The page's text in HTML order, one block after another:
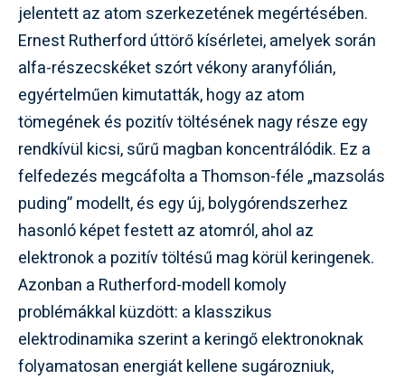
jelentett az atom szerkezetének megértésében.
Ernest Rutherford úttörő kísérletei, amelyek során
alfa-részecskéket szórt vékony aranyfólián,
egyértelműen kimutatták, hogy az atom
tömegének és pozitív töltésének nagy része egy
rendkívül kicsi, sűrű magban koncentrálódik. Ez a
felfedezés megcáfolta a Thomson-féle „mazsolás
puding” modellt, és egy új, bolygórendszerhez
hasonló képet festett az atomról, ahol az
elektronok a pozitív töltésű mag körül keringenek.
Azonban a Rutherford-modell komoly
problémákkal küzdött: a klasszikus
elektrodinamika szerint a keringő elektronoknak
folyamatosan energiát kellene sugározniuk,